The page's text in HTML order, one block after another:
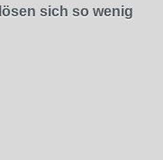
sich so wenig